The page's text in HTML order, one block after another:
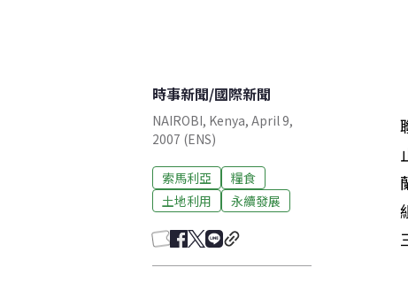
時事新聞/國際新聞
NAIROBI, Kenya, April 9,
2007 (ENS)
索馬利亞
糧食
土地利用
永續發展